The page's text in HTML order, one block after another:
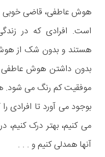
هوش عاطفی، قاضی خوبی
است. افرادی که در
بدون داشتن هوش عاطفی
موفقیت کم رنگ می شود.
بوجود می آورد تا افرادی
می کنیم، بهتر درک کنیم،
آنها همدلی کنیم و . . .